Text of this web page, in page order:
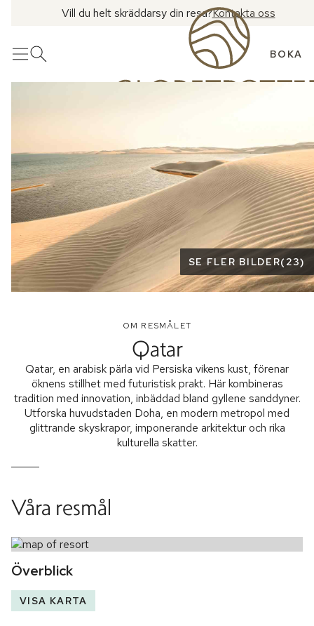
Vill du helt skräddarsy din resa?Kontakta oss
MenyÖppna sök BOKA
Se fler bilder
SE FLER BILDER(23)
OM RESMÅLET
Qatar
Qatar, en arabisk pärla vid Persiska vikens kust, förenar
öknens stillhet med futuristisk prakt. Här kombineras
tradition med innovation, inbäddad bland gyllene sanddyner.
Utforska huvudstaden Doha, en modern metropol med
glittrande skyskrapor, imponerande arkitektur och rika
kulturella skatter.
Våra resmål
Överblick
VISA KARTA